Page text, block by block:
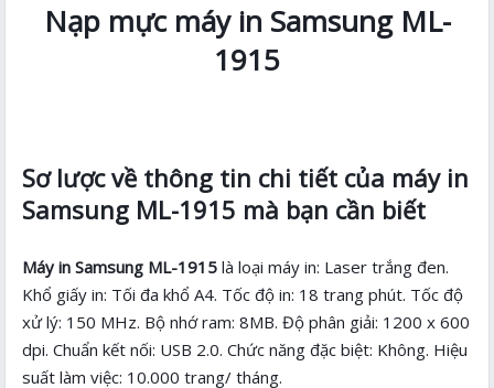
Nạp mực máy in Samsung ML-
1915
Sơ lược về thông tin chi tiết của máy in
Samsung ML-1915 mà bạn cần biết
Máy in Samsung ML-1915là loại máy in: Laser trắng đen.
Khổ giấy in: Tối đa khổ A4. Tốc độ in: 18 trang phút. Tốc độ
xử lý: 150 MHz. Bộ nhớ ram: 8MB. Độ phân giải: 1200 x 600
dpi. Chuẩn kết nối: USB 2.0. Chức năng đặc biệt: Không. Hiệu
suất làm việc: 10.000 trang/ tháng.